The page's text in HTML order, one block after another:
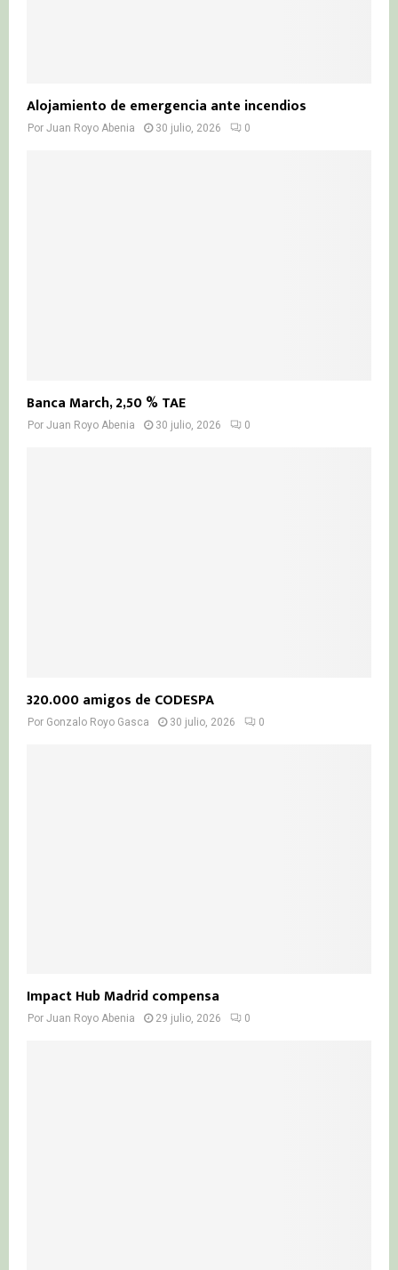
Alojamiento de emergencia ante incendios
Por Juan Royo Abenia 30 julio, 2026 0
Banca March, 2,50 % TAE
Por Juan Royo Abenia 30 julio, 2026 0
320.000 amigos de CODESPA
Por Gonzalo Royo Gasca 30 julio, 2026 0
Impact Hub Madrid compensa
Por Juan Royo Abenia 29 julio, 2026 0